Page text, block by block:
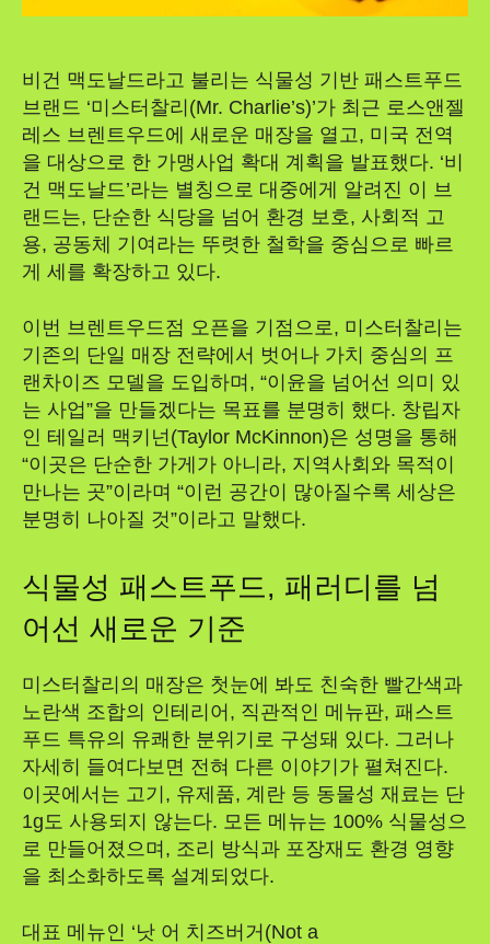
비건 맥도날드라고 불리는 식물성 기반 패스트푸드
브랜드 ‘미스터찰리(Mr. Charlie’s)’가 최근 로스앤젤
레스 브렌트우드에 새로운 매장을 열고, 미국 전역
을 대상으로 한 가맹사업 확대 계획을 발표했다. ‘비
건 맥도날드’라는 별칭으로 대중에게 알려진 이 브
랜드는, 단순한 식당을 넘어 환경 보호, 사회적 고
용, 공동체 기여라는 뚜렷한 철학을 중심으로 빠르
게 세를 확장하고 있다.
이번 브렌트우드점 오픈을 기점으로, 미스터찰리는
기존의 단일 매장 전략에서 벗어나 가치 중심의 프
랜차이즈 모델을 도입하며, “이윤을 넘어선 의미 있
는 사업”을 만들겠다는 목표를 분명히 했다. 창립자
인 테일러 맥키넌(Taylor McKinnon)은 성명을 통해
“이곳은 단순한 가게가 아니라, 지역사회와 목적이
만나는 곳”이라며 “이런 공간이 많아질수록 세상은
분명히 나아질 것”이라고 말했다.
식물성 패스트푸드, 패러디를 넘
어선 새로운 기준
미스터찰리의 매장은 첫눈에 봐도 친숙한 빨간색과
노란색 조합의 인테리어, 직관적인 메뉴판, 패스트
푸드 특유의 유쾌한 분위기로 구성돼 있다. 그러나
자세히 들여다보면 전혀 다른 이야기가 펼쳐진다.
이곳에서는 고기, 유제품, 계란 등 동물성 재료는 단
1g도 사용되지 않는다. 모든 메뉴는 100% 식물성으
로 만들어졌으며, 조리 방식과 포장재도 환경 영향
을 최소화하도록 설계되었다.
대표 메뉴인 ‘낫 어 치즈버거(Not a